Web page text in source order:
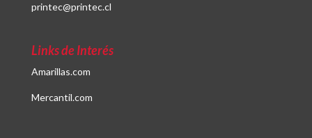
printec@printec.cl
Links de Interés
Amarillas.com
Mercantil.com